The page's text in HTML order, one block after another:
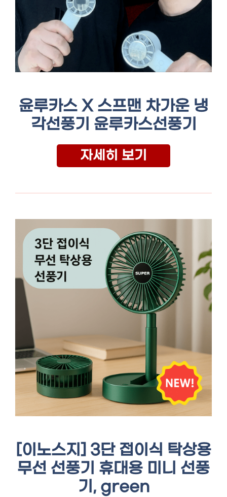
윤루카스 X 스프맨 차가운 냉
각선풍기 윤루카스선풍기
자세히 보기
[이노스지] 3단 접이식 탁상용
무선 선풍기 휴대용 미니 선풍
기, green